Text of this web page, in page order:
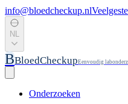
info@bloedcheckup.nl
NL
BBloedCheckupEenvoudig
Onderzoeken